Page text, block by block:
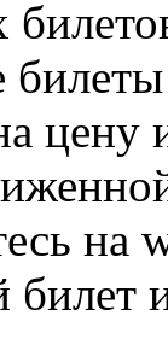
цену
на